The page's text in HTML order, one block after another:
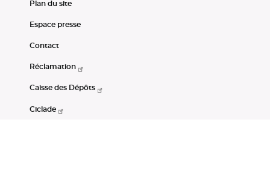
Plan du site
Espace presse
Contact
Réclamation
Caisse des Dépôts
Ciclade